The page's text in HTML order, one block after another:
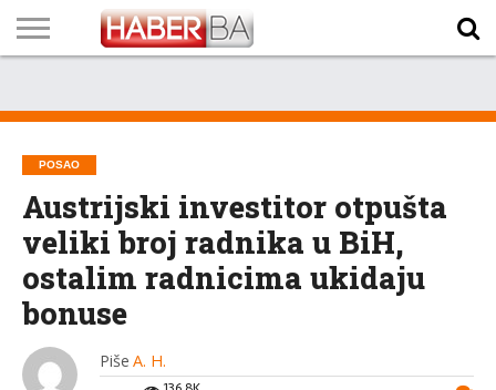
TECH
PROGRAM
PROGNOZA
PUTEVIMA
LISTA
NAMA
POSAO
Austrijski investitor otpušta
veliki broj radnika u BiH,
ostalim radnicima ukidaju
bonuse
Piše A. H.